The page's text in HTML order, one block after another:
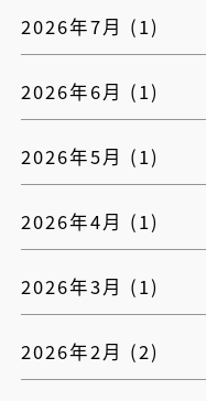
2026年7月 (1)
2026年6月 (1)
2026年5月 (1)
2026年4月 (1)
2026年3月 (1)
2026年2月 (2)